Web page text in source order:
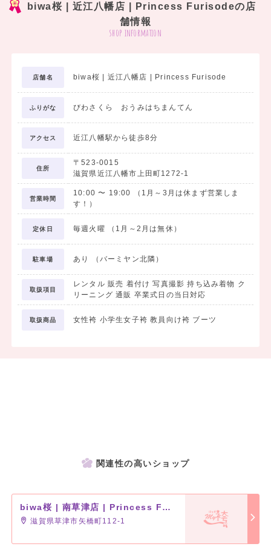
可愛くなりたい女の子はびわ桜へGO！
ぜひ来店いただき、袴をご覧くださいませ★
biwa桜 | 近江八幡店 | Princess Furisodeの店
舗情報
shop information
店舗名 biwa桜 | 近江八幡店 | Princess Furisode
ふりがな びわさくら おうみはちまんてん
アクセス 近江八幡駅から徒歩8分
住所
〒523-0015
滋賀県近江八幡市上田町1272-1
営業時間
10:00 〜 19:00
（1月～3月は休まず営業しま
す！）
定休日 毎週火曜 （1月～2月は無休）
駐車場 あり （バーミヤン北隣）
取扱項目
レンタル 販売 着付け 写真撮影 持ち込み着物 ク
リーニング 通販 卒業式日の当日対応
取扱商品 女性袴 小学生女子袴 教員向け袴 ブーツ
関連性の高いショップ
biwa桜 | 南草津店 | Princess Furisode
滋賀県草津市矢橋町112-1